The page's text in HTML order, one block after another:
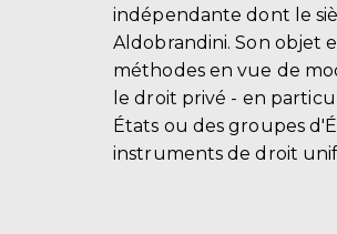
indépendante dont le
Aldobrandini. Son objet
méthodes en vue de
le droit privé - en
États ou des groupes
instruments de droit